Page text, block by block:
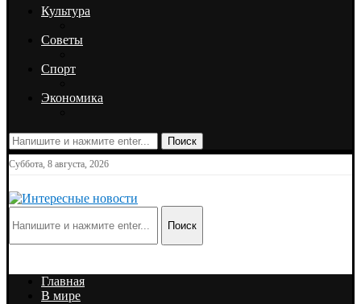
Культура
Советы
Спорт
Экономика
Поиск
Суббота, 8 августа, 2026
Поиск
Главная
В мире